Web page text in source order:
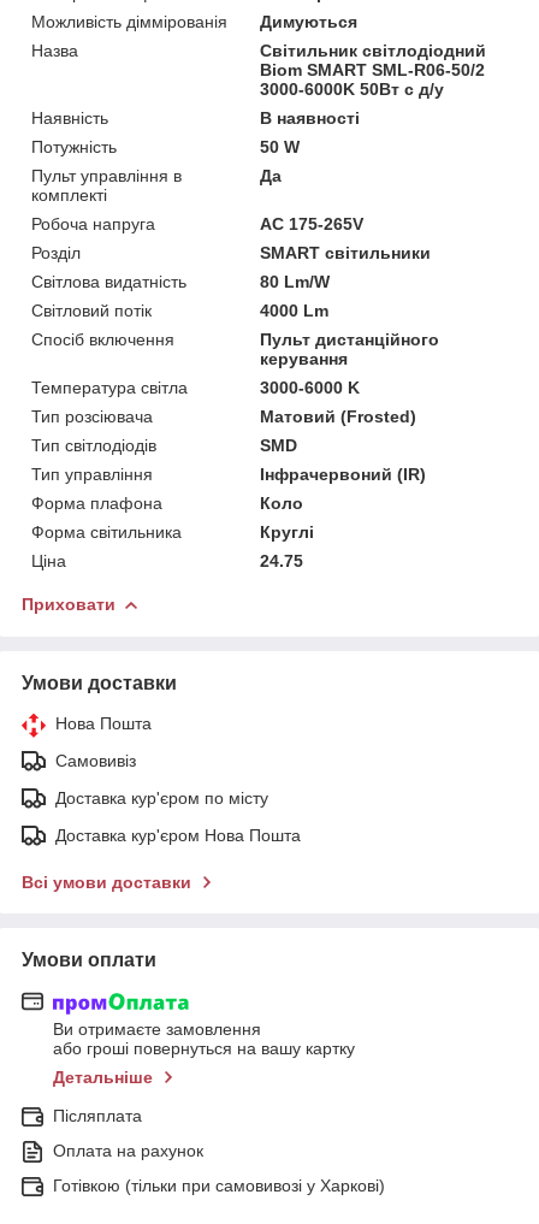
Можливість діммірованія
Димуються
Назва
Світильник світлодіодний
Biom SMART SML-R06-50/2
3000-6000K 50Вт с д/у
Наявність
В наявності
Потужність
50 W
Пульт управління в
комплекті
Да
Робоча напруга
AC 175-265V
Розділ
SMART світильники
Світлова видатність
80 Lm/W
Світловий потік
4000 Lm
Спосіб включення
Пульт дистанційного
керування
Температура світла
3000-6000 K
Тип розсіювача
Матовий (Frosted)
Тип світлодіодів
SMD
Тип управління
Інфрачервоний (IR)
Форма плафона
Коло
Форма світильника
Круглі
Ціна
24.75
Приховати
Умови доставки
Нова Пошта
Самовивіз
Доставка кур'єром по місту
Доставка кур'єром Нова Пошта
Всі умови доставки
Умови оплати
Ви отримаєте замовлення
або гроші повернуться на вашу картку
Детальніше
Післяплата
Оплата на рахунок
Готівкою (тільки при самовивозі у Харкові)